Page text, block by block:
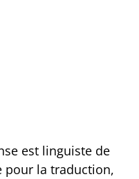
est linguiste de
pour la traduction,